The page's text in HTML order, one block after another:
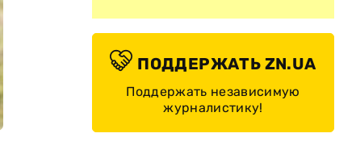
ПОДДЕРЖАТЬ ZN.UA
Поддержать независимую
журналистику!